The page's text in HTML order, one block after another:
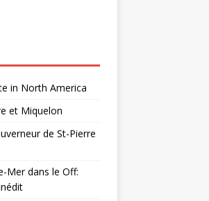
in North America
et Miquelon
de St-Pierre
Mer dans le Off: